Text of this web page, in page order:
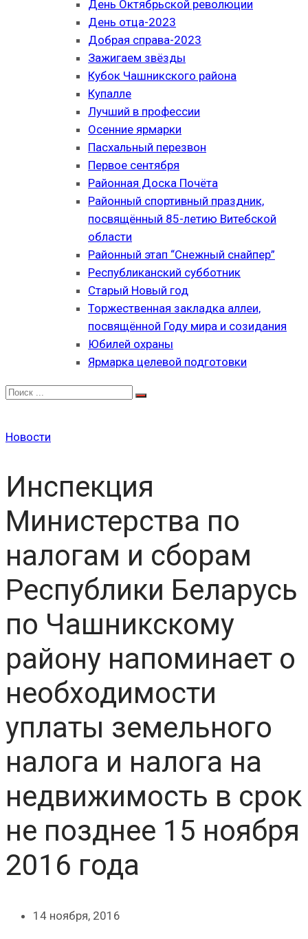
День Октябрьской революции
День отца-2023
Добрая справа-2023
Зажигаем звёзды
Кубок Чашникского района
Купалле
Лучший в профессии
Осенние ярмарки
Пасхальный перезвон
Первое сентября
Районная Доска Почёта
Районный спортивный праздник,
посвящённый 85-летию Витебской
области
Районный этап “Снежный снайпер”
Республиканский субботник
Старый Новый год
Торжественная закладка аллеи,
посвящённой Году мира и созидания
Юбилей охраны
Ярмарка целевой подготовки
Новости
Инспекция
Министерства по
налогам и сборам
Республики Беларусь
по Чашникскому
району напоминает о
необходимости
уплаты земельного
налога и налога на
недвижимость в срок
не позднее 15 ноября
2016 года
14 ноября, 2016